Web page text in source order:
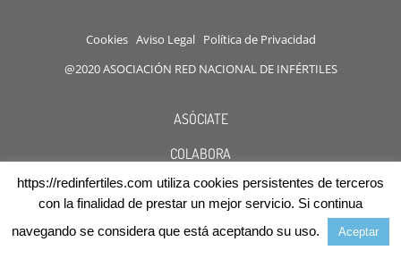
Cookies Aviso Legal Política de Privacidad
@2020 ASOCIACIÓN RED NACIONAL DE INFÉRTILES
ASÓCIATE
COLABORA
DESCUENTOS
https://redinfertiles.com utiliza cookies persistentes de terceros
con la finalidad de prestar un mejor servicio. Si continua
navegando se considera que está aceptando su uso.
Aceptar